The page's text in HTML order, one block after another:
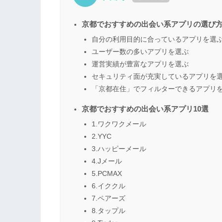
京都でおすすめの出会い系アプリの選び
自分の利用目的に合っているアプリを選
ユーザー数の多いアプリを選ぶ
運営実績が豊富なアプリを選ぶ
セキュリティ面が充実しているアプリを
「京都在住」でフィルターできるアプリ
京都でおすすめの出会い系アプリ10選
1.ワクワクメール
2.YYC
3.ハッピーメール
4.Jメール
5.PCMAX
6.イククル
7.ペアーズ
8.タップル